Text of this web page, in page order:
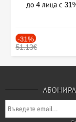
до 4 лица с
-31%
51.13€